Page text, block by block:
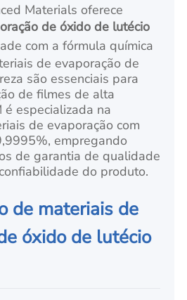
Materials oferece
de óxido de lutécio
com a fórmula química
de evaporação de
são essenciais para
de filmes de alta
especializada na
de evaporação com
empregando
de garantia de qualidade
do produto.
de materiais de
óxido de lutécio